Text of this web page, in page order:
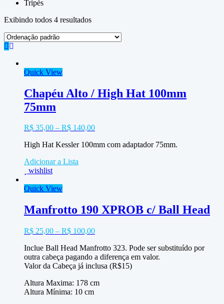
Tripés
Exibindo todos 4 resultados
Quick View
Chapéu Alto / High Hat 100mm
75mm
R$ 35,00 – R$ 140,00
High Hat Kessler 100mm com adaptador 75mm.
Adicionar a Lista
wishlist
Quick View
Manfrotto 190 XPROB c/ Ball Head
R$ 25,00 – R$ 100,00
Inclue Ball Head Manfrotto 323. Pode ser substituído por
outra cabeça pagando a diferença em valor.
Valor da Cabeça já inclusa (R$15)
Altura Maxima: 178 cm
Altura Mínima: 10 cm